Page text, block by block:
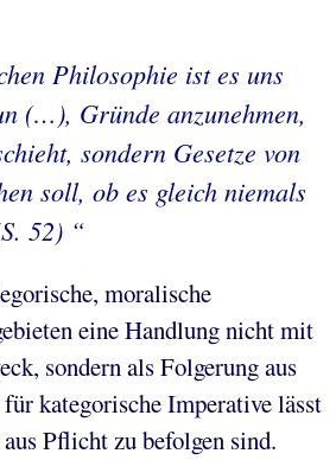
Philosophie ist es uns
(…), Gründe anzunehmen,
, sondern Gesetze von
soll, ob es gleich niemals
52) “
moralische
eine Handlung nicht mit
sondern als Folgerung aus
kategorische Imperative lässt
aus Pflicht zu befolgen sind.